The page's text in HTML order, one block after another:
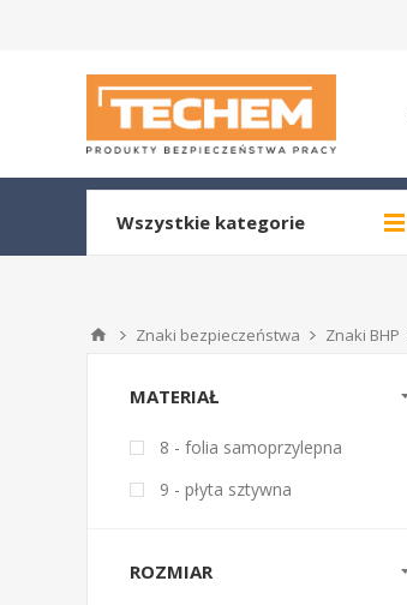
Wszystkie kategorie
Znaki bezpieczeństwa Znaki BHP
MATERIAŁ
8 - folia samoprzylepna
9 - płyta sztywna
ROZMIAR